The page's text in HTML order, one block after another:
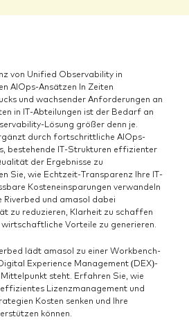
von Unified Observability in
AIOps-Ansätzen In Zeiten
und wachsender Anforderungen an
in IT-Abteilungen ist der Bedarf an
Lösung größer denn je.
durch fortschrittliche AIOps-
bestehende IT-Strukturen effizienter
der Ergebnisse zu
Sie, wie Echtzeit-Transparenz Ihre IT-
Kosteneinsparungen verwandeln
Riverbed und amasol dabei
zu reduzieren, Klarheit zu schaffen
Vorteile zu generieren.
lädt amasol zu einer Workbench-
Experience Management (DEX)-
steht. Erfahren Sie, wie
Lizenzmanagement und
Kosten senken und Ihre
können.